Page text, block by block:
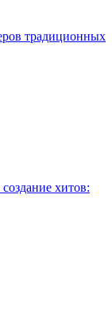
традиционных
хитов: